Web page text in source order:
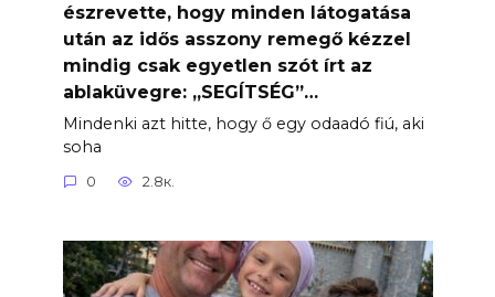
észrevette, hogy minden látogatása
után az idős asszony remegő kézzel
mindig csak egyetlen szót írt az
ablaküvegre: „SEGÍTSÉG”…
Mindenki azt hitte, hogy ő egy odaadó fiú, aki
soha
0 2.8к.